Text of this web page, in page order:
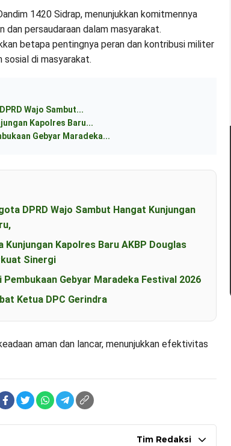
1420 Sidrap, menunjukkan komitmennya
dan persaudaraan dalam masyarakat.
betapa pentingnya peran dan kontribusi militer
sosial di masyarakat.
Wajo Sambut...
Kapolres Baru...
Gebyar Maradeka...
DPRD Wajo Sambut Hangat Kunjungan
Kunjungan Kapolres Baru AKBP Douglas
Sinergi
Gebyar Maradeka Festival 2026
Ketua DPC Gerindra
aman dan lancar, menunjukkan efektivitas
Tim Redaksi